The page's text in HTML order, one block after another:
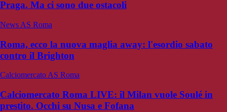
Praga. Ma ci sono due ostacoli
News AS Roma
Roma, ecco la nuova maglia away: l'esordio sabato
contro il Brighton
Calciomercato AS Roma
Calciomercato Roma LIVE: il Milan vuole Soulé in
prestito. Occhi su Nusa e Fofana